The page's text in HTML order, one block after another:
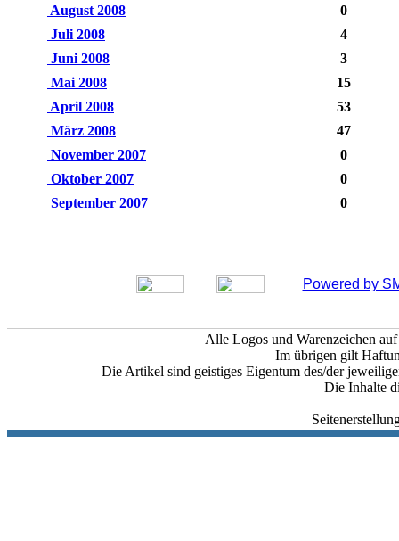
August 2008
0
Juli 2008
4
Juni 2008
3
Mai 2008
15
April 2008
53
März 2008
47
November 2007
0
Oktober 2007
0
September 2007
0
Powered by
Alle Logos und Warenzeichen
Im übrigen gilt
Die Artikel sind geistiges Eigentum des/der
Die Inhalte